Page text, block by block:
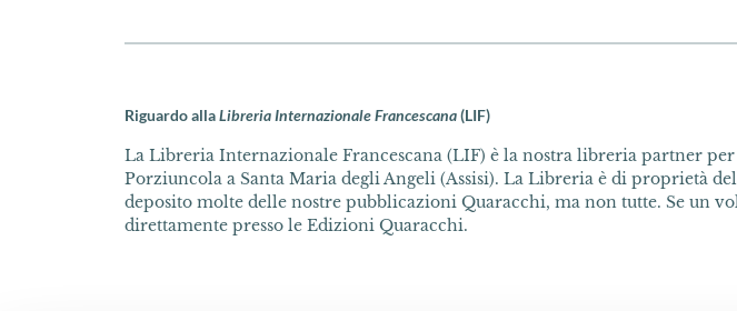
Riguardo allaLibreria Internazionale Francescana(LIF)
La Libreria Internazionale Francescana (LIF) è la nostra libreria partner
Porziuncola a Santa Maria degli Angeli (Assisi). La Libreria è di proprietà
deposito molte delle nostre pubblicazioni Quaracchi, ma non tutte. Se un
direttamente presso le Edizioni Quaracchi.